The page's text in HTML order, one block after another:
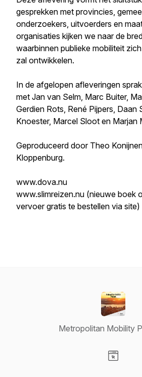
gesprekken met provincies,
onderzoekers, uitvoerders en
organisaties kijken we naar de
waarbinnen publieke mobiliteit
zal ontwikkelen.
In de afgelopen afleveringen
met Jan van Selm, Marc Buiter,
Gerdien Rots, René Pijpers, Daan
Knoester, Marcel Sloot en Marjan
Geproduceerd door Theo
Kloppenburg.
www.dova.nu
www.slimreizen.nu (nieuwe boek
vervoer gratis te bestellen via site)
Metropolitan Mobility